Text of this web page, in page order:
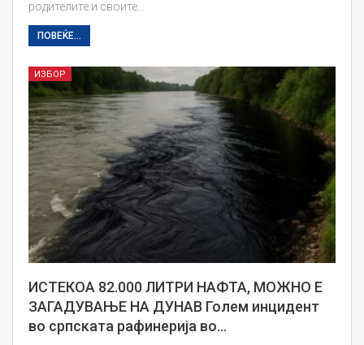
родителите и своите…
ПОВЕЌЕ...
ИЗБОР
ИСТЕКОА 82.000 ЛИТРИ НАФТА, МОЖНО Е
ЗАГАДУВАЊЕ НА ДУНАВ Голем инцидент
во српската рафинерија во…